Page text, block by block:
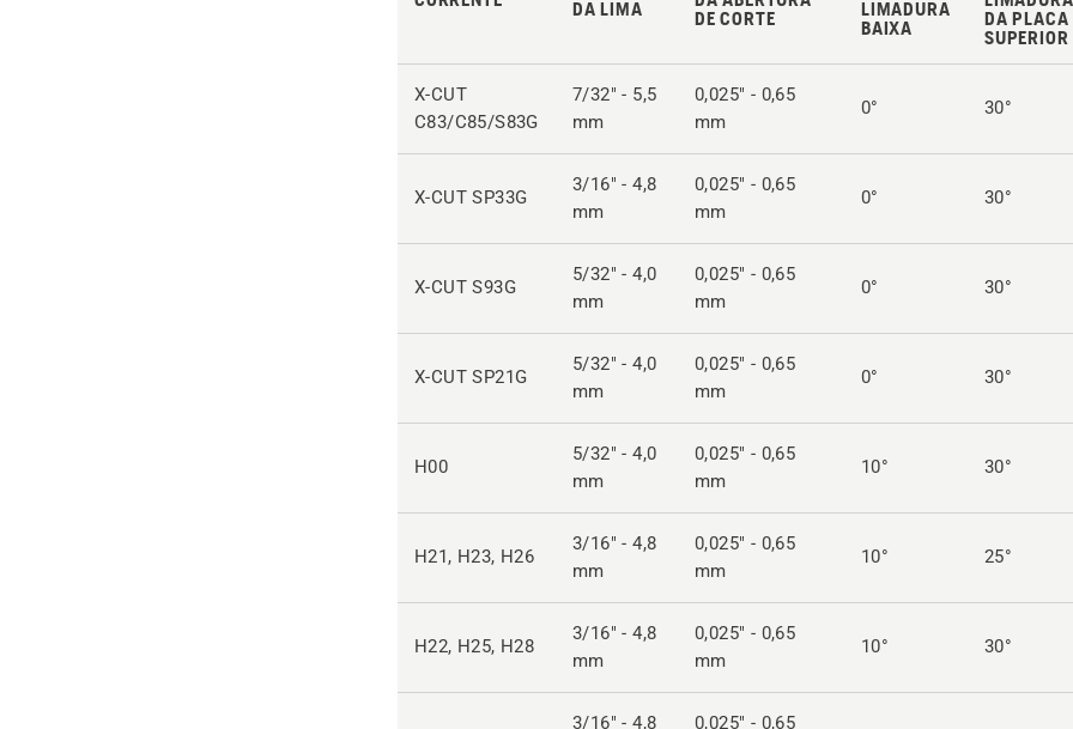
DA LIMA
DE CORTE
LIMADURA
BAIXA
DA PLACA
SUPERIOR
X-CUT
C83/C85/S83G
7/32" - 5,5
mm
0,025" - 0,65
mm
0° 30°
X-CUT SP33G
3/16" - 4,8
mm
0,025" - 0,65
mm
0° 30°
X-CUT S93G
5/32" - 4,0
mm
0,025" - 0,65
mm
0° 30°
X-CUT SP21G
5/32" - 4,0
mm
0,025" - 0,65
mm
0° 30°
H00
5/32" - 4,0
mm
0,025" - 0,65
mm
10° 30°
H21, H23, H26
3/16" - 4,8
mm
0,025" - 0,65
mm
10° 25°
H22, H25, H28
3/16" - 4,8
mm
0,025" - 0,65
mm
10° 30°
3/16" - 4,8
0,025" - 0,65